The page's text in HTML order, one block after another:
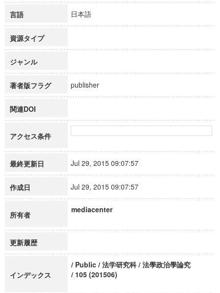
言語 日本語
資源タイプ
ジャンル
著者版フラグ publisher
関連DOI
アクセス条件
最終更新日 Jul 29, 2015 09:07:57
作成日 Jul 29, 2015 09:07:57
所有者
mediacenter
更新履歴
インデックス
/ Public / 法学研究科 / 法學政治學論究
/ 105 (201506)